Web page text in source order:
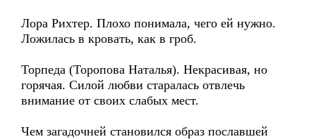
Лора Рихтер. Плохо понимала, чего ей нужно.
Ложилась в кровать, как в гроб.
Торпеда (Торопова Наталья). Некрасивая, но
горячая. Силой любви старалась отвлечь
внимание от своих слабых мест.
Чем загадочней становился образ пославшей